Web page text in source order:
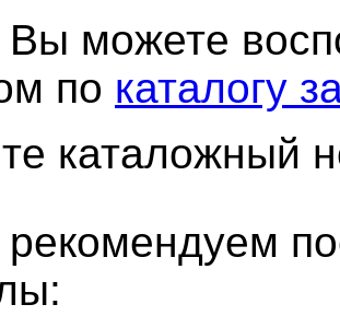
можете
по каталогу
каталожный